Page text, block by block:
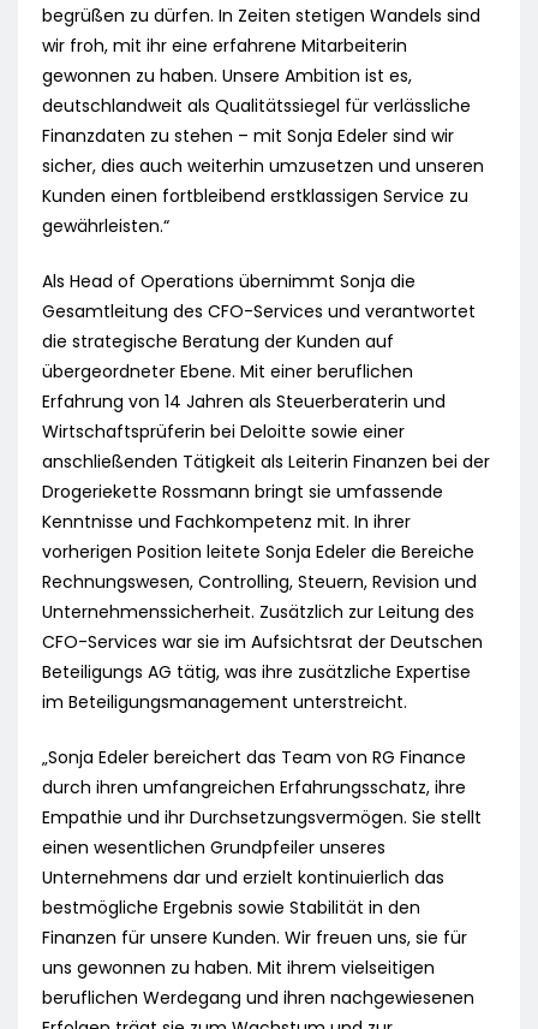
begrüßen zu dürfen. In Zeiten stetigen Wandels sind
wir froh, mit ihr eine erfahrene Mitarbeiterin
gewonnen zu haben. Unsere Ambition ist es,
deutschlandweit als Qualitätssiegel für verlässliche
Finanzdaten zu stehen – mit Sonja Edeler sind wir
sicher, dies auch weiterhin umzusetzen und unseren
Kunden einen fortbleibend erstklassigen Service zu
gewährleisten.“
Als Head of Operations übernimmt Sonja die
Gesamtleitung des CFO-Services und verantwortet
die strategische Beratung der Kunden auf
übergeordneter Ebene. Mit einer beruflichen
Erfahrung von 14 Jahren als Steuerberaterin und
Wirtschaftsprüferin bei Deloitte sowie einer
anschließenden Tätigkeit als Leiterin Finanzen bei der
Drogeriekette Rossmann bringt sie umfassende
Kenntnisse und Fachkompetenz mit. In ihrer
vorherigen Position leitete Sonja Edeler die Bereiche
Rechnungswesen, Controlling, Steuern, Revision und
Unternehmenssicherheit. Zusätzlich zur Leitung des
CFO-Services war sie im Aufsichtsrat der Deutschen
Beteiligungs AG tätig, was ihre zusätzliche Expertise
im Beteiligungsmanagement unterstreicht.
„Sonja Edeler bereichert das Team von RG Finance
durch ihren umfangreichen Erfahrungsschatz, ihre
Empathie und ihr Durchsetzungsvermögen. Sie stellt
einen wesentlichen Grundpfeiler unseres
Unternehmens dar und erzielt kontinuierlich das
bestmögliche Ergebnis sowie Stabilität in den
Finanzen für unsere Kunden. Wir freuen uns, sie für
uns gewonnen zu haben. Mit ihrem vielseitigen
beruflichen Werdegang und ihren nachgewiesenen